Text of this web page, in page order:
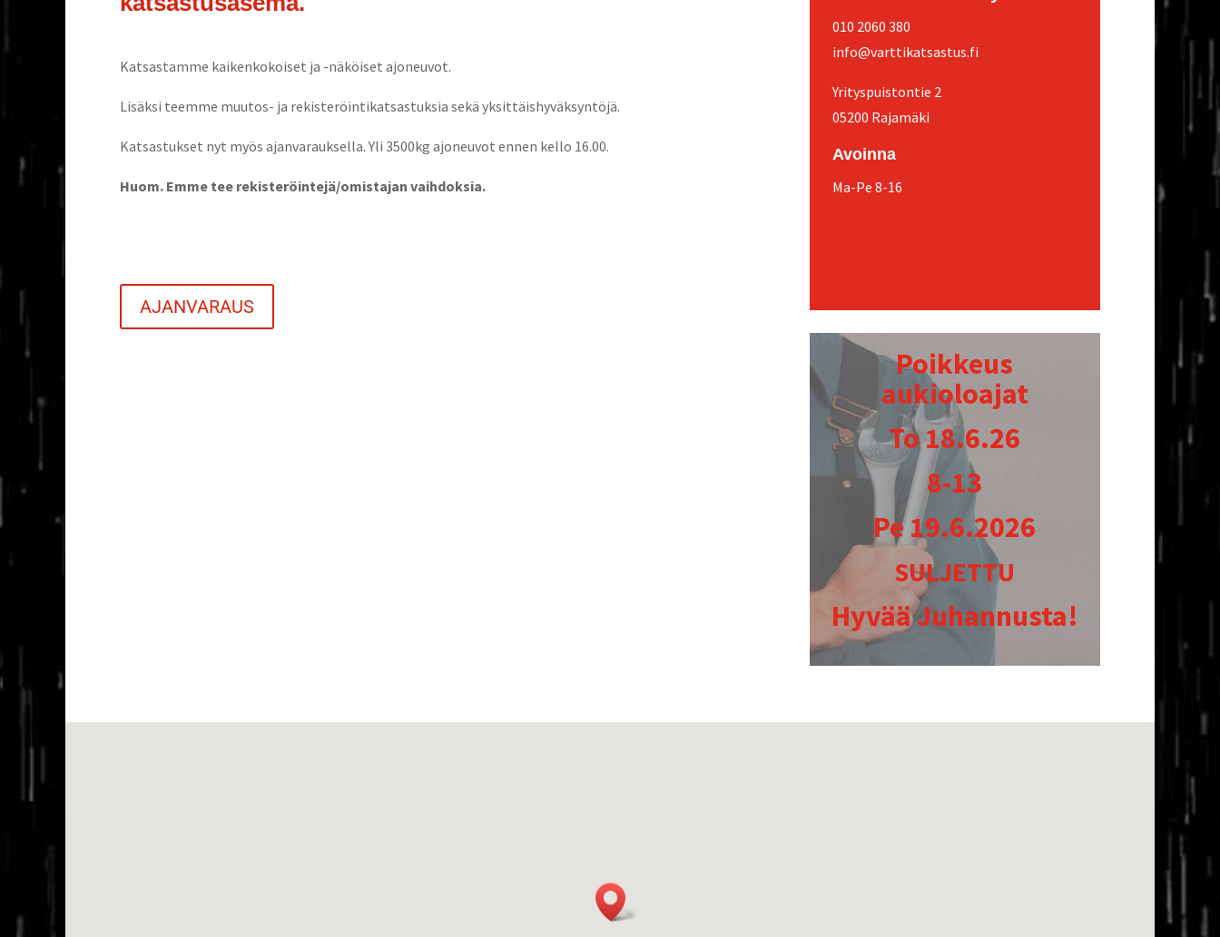
Kat­sas­tam­me kai­ken­ko­koi­set ja -näköi­set ajoneuvot.
Lisäk­si teem­me muu­tos- ja rekis­te­röin­ti­kat­sas­tuk­sia sekä yksittäishyväksyntöjä.
Kat­sas­tuk­set nyt myös ajan­va­rauk­sel­la. Yli 3500kg ajo­neu­vot ennen kel­lo 16.00.
Huom. Emme tee rekisteröintejä/omistajan vaihdoksia.
AJAN­VA­RAUS
010 2060 380
info@varttikatsastus.fi
Yri­tys­puis­ton­tie 2
05200 Rajamäki
Avoin­na
Ma-Pe 8-16
Poik­keus
aukioloajat
To 18.6.26
8-13
Pe19.6.2026
SUL­JET­TU
Hyvää Juhan­nus­ta!